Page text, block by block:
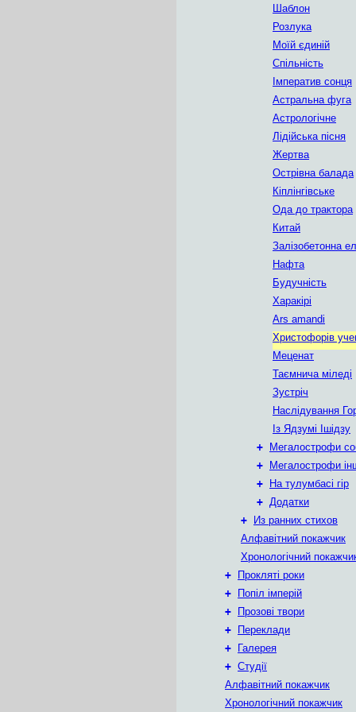
Шаблон
Розлука
Моїй єдиній
Спільність
Імператив сонця
Астральна фуга
Астрологічне
Лідійська пісня
Жертва
Острівна балада
Кіплінгівське
Ода до трактора
Китай
Залізобетонна
Нафта
Будучність
Харакірі
Ars amandi
Христофорів
Меценат
Таємнича міледі
Зустріч
Наслідування
Із Ядзумі Ішідзу
+
Мегалострофи
+
Мегалострофи
+
На тулумбасі гір
+ Додатки
+
Из ранних стихов
Алфавітний покажчик
Хронологічний
+
Прокляті роки
+
Попіл імперій
+
Прозові твори
+
Переклади
+
Галерея
+ Студії
Алфавітний покажчик
Хронологічний покажчик